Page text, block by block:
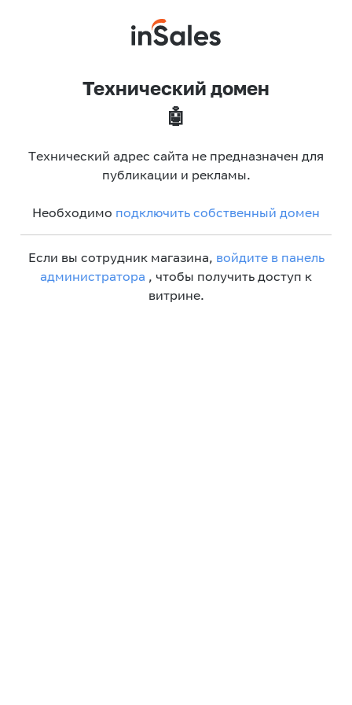
Технический домен
🤖
Технический адрес сайта не предназначен для
публикации и рекламы.
Необходимо подключить собственный домен
Если вы сотрудник магазина, войдите в панель
администратора , чтобы получить доступ к
витрине.